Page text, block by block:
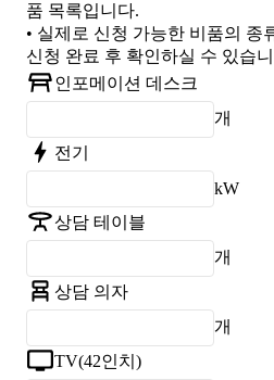
품 목록입니다.
• 실제로 신청 가능한 비품의 종
신청 완료 후 확인하실 수 있습
인포메이션 데스크
개
전기
kW
상담 테이블
개
상담 의자
개
TV(42인치)